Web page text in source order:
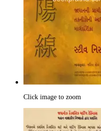
Click image to zoom